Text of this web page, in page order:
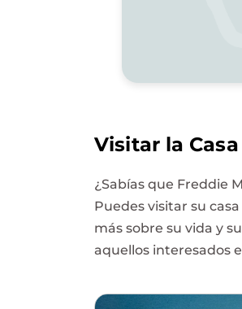
Visitar la
¿Sabías que Freddie
Puedes visitar su
más sobre su vida y
aquellos interesados